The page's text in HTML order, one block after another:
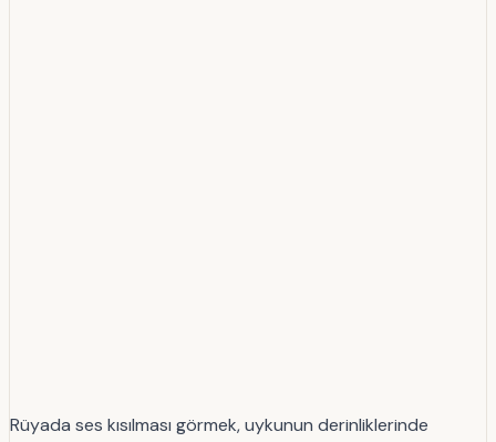
Rüyada ses kısılması görmek, uykunun derinliklerinde